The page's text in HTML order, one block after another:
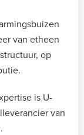
van etheen
op
is U-
van